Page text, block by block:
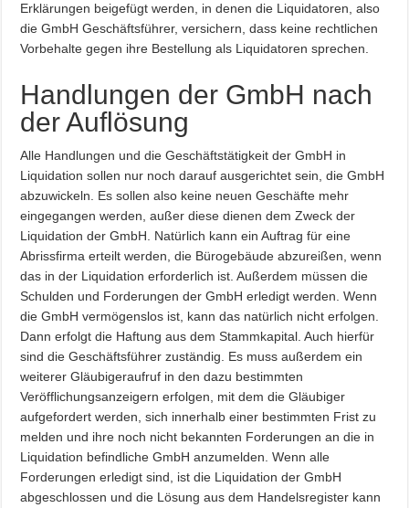
Erklärungen beigefügt werden, in denen die Liquidatoren, also
die GmbH Geschäftsführer, versichern, dass keine rechtlichen
Vorbehalte gegen ihre Bestellung als Liquidatoren sprechen.
Handlungen der GmbH nach
der Auflösung
Alle Handlungen und die Geschäftstätigkeit der GmbH in
Liquidation sollen nur noch darauf ausgerichtet sein, die GmbH
abzuwickeln. Es sollen also keine neuen Geschäfte mehr
eingegangen werden, außer diese dienen dem Zweck der
Liquidation der GmbH. Natürlich kann ein Auftrag für eine
Abrissfirma erteilt werden, die Bürogebäude abzureißen, wenn
das in der Liquidation erforderlich ist. Außerdem müssen die
Schulden und Forderungen der GmbH erledigt werden. Wenn
die GmbH vermögenslos ist, kann das natürlich nicht erfolgen.
Dann erfolgt die Haftung aus dem Stammkapital. Auch hierfür
sind die Geschäftsführer zuständig. Es muss außerdem ein
weiterer Gläubigeraufruf in den dazu bestimmten
Veröfflichungsanzeigern erfolgen, mit dem die Gläubiger
aufgefordert werden, sich innerhalb einer bestimmten Frist zu
melden und ihre noch nicht bekannten Forderungen an die in
Liquidation befindliche GmbH anzumelden. Wenn alle
Forderungen erledigt sind, ist die Liquidation der GmbH
abgeschlossen und die Lösung aus dem Handelsregister kann